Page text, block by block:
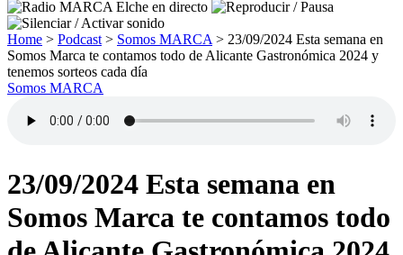
Home > Podcast > Somos MARCA > 23/09/2024 Esta semana en
Somos Marca te contamos todo de Alicante Gastronómica 2024 y
tenemos sorteos cada día
Somos MARCA
23/09/2024 Esta semana en
Somos Marca te contamos todo